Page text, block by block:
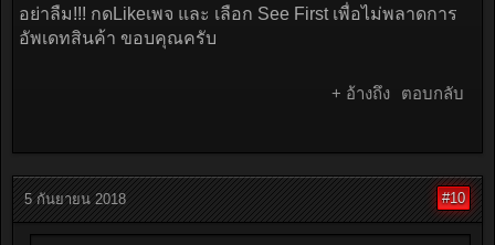
อย่าลืม!!! กดLikeเพจ และ เลือก See First เพื่อไม่พลาดการ
อัพเดทสินค้า ขอบคุณครับ
+ อ้างถึง ตอบกลับ
5 กันยายน 2018 #10